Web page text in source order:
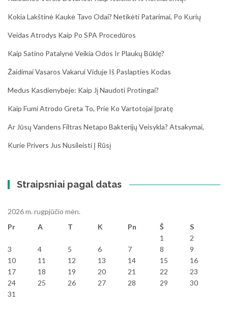
Kokia Lakštinė Kaukė Tavo Odai? Netikėti Patarimai, Po Kurių
Veidas Atrodys Kaip Po SPA Procedūros
Kaip Satino Patalynė Veikia Odos Ir Plaukų Būklę?
Žaidimai Vasaros Vakarui Viduje Iš Paslapties Kodas
Medus Kasdienybėje: Kaip Jį Naudoti Protingai?
Kaip Fumi Atrodo Greta To, Prie Ko Vartotojai Įpratę
Ar Jūsų Vandens Filtras Netapo Bakterijų Veisykla? Atsakymai,
Kurie Privers Jus Nusileisti Į Rūsį
Straipsniai pagal datas
2026 m. rugpjūčio mėn.
Pr
A T K Pn Š
S
1
2
3
4 5 6 7 8
9
10
11 12 13 14 15
16
17
18 19 20 21 22
23
24
25 26 27 28 29
30
31